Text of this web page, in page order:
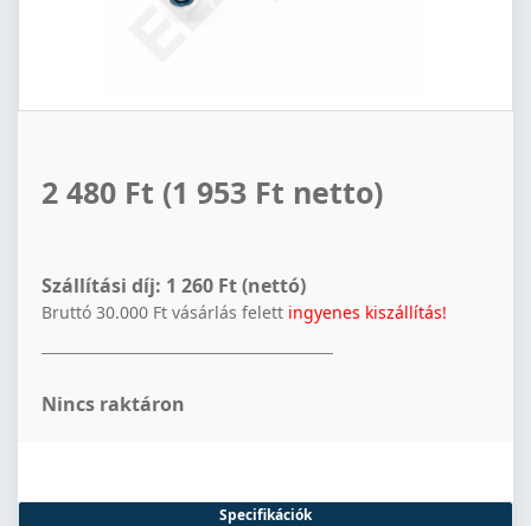
2 480 Ft (1 953 Ft netto)
Szállítási díj: 1 260 Ft (nettó)
Bruttó 30.000 Ft vásárlás felett ingyenes kiszállítás!
Nincs raktáron
Specifikációk